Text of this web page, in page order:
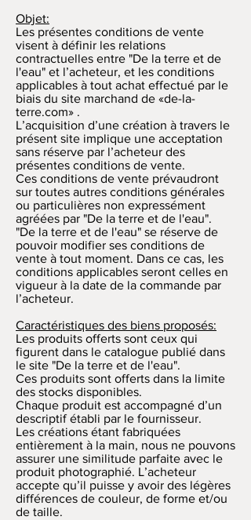
Objet:
Les présentes conditions de vente
visent à définir les relations
contractuelles entre "De la terre et de
l'eau" et l’acheteur, et les conditions
applicables à tout achat effectué par le
biais du site marchand de «de-la-
terre.com» .
L’acquisition d’une création à travers le
présent site implique une acceptation
sans réserve par l’acheteur des
présentes conditions de vente.
Ces conditions de vente prévaudront
sur toutes autres conditions générales
ou particulières non expressément
agréées par "De la terre et de l'eau".
"De la terre et de l'eau" se réserve de
pouvoir modifier ses conditions de
vente à tout moment. Dans ce cas, les
conditions applicables seront celles en
vigueur à la date de la commande par
l’acheteur.
Caractéristiques des biens proposés:
Les produits offerts sont ceux qui
figurent dans le catalogue publié dans
le site "De la terre et de l'eau".
Ces produits sont offerts dans la limite
des stocks disponibles.
Chaque produit est accompagné d’un
descriptif établi par le fournisseur.
Les créations étant fabriquées
entièrement à la main, nous ne pouvons
assurer une similitude parfaite avec le
produit photographié. L’acheteur
accepte qu’il puisse y avoir des légères
différences de couleur, de forme et/ou
de taille.